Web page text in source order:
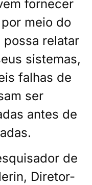
fornecer
meio do
relatar
sistemas,
falhas de
ser
antes de
de
Diretor-